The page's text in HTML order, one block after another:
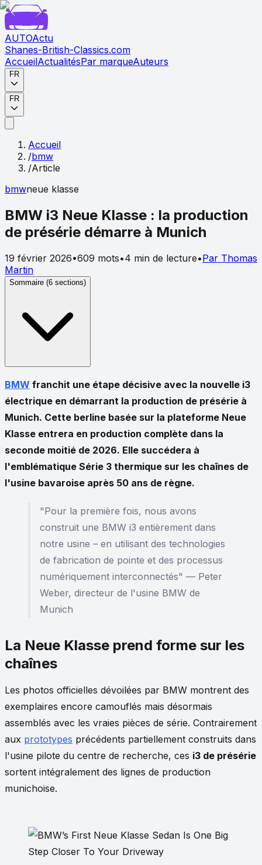
AUTOActu
Shanes-British-Classics.com
AccueilActualitésPar marqueAuteurs
FR
FR
Accueil
/bmw
/Article
bmwneue klasse
BMW i3 Neue Klasse : la production
de présérie démarre à Munich
19 février 2026•609 mots•4 min de lecture•Par Thomas
Martin
Sommaire (6 sections)
BMW franchit une étape décisive avec la nouvelle i3
électrique en démarrant la production de présérie à
Munich. Cette berline basée sur la plateforme Neue
Klasse entrera en production complète dans la
seconde moitié de 2026. Elle succédera à
l'emblématique Série 3 thermique sur les chaînes de
l'usine bavaroise après 50 ans de règne.
"Pour la première fois, nous avons
construit une BMW i3 entièrement dans
notre usine – en utilisant des technologies
de fabrication de pointe et des processus
numériquement interconnectés" — Peter
Weber, directeur de l'usine BMW de
Munich
La Neue Klasse prend forme sur les
chaînes
Les photos officielles dévoilées par BMW montrent des
exemplaires encore camouflés mais désormais
assemblés avec les vraies pièces de série. Contrairement
aux prototypes précédents partiellement construits dans
l'usine pilote du centre de recherche, ces i3 de présérie
sortent intégralement des lignes de production
munichoise.